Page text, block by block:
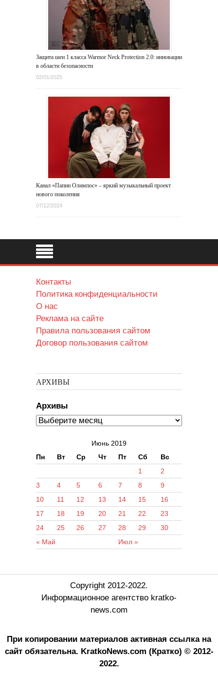
Защита шеи 1 класса Warmor Neck Protection 2.0: инновации
в области безопасности
02/01/2025
Канал «Папин Олимпос» – яркий музыкальный проект
нового поколения
07/12/2024
Контакты
Политика конфиденциальности
О нас
Реклама на сайте
Правила пользования сайтом
Договор пользования сайтом
АРХИВЫ
Архивы
Июнь 2019
Пн
Вт Ср Чт Пт Сб Вс
« Май Июл »
1
2
3
4 5 6 7 8
9
10
11 12 13 14 15
16
17
18 19 20 21 22
23
24
25 26 27 28 29 30
Copyright 2012-2022.
Информационное агентство kratko-
news.com
При копировании материалов активная ссылка на
сайт обязательна. KratkoNews.com (Кратко) © 2012-
2022.